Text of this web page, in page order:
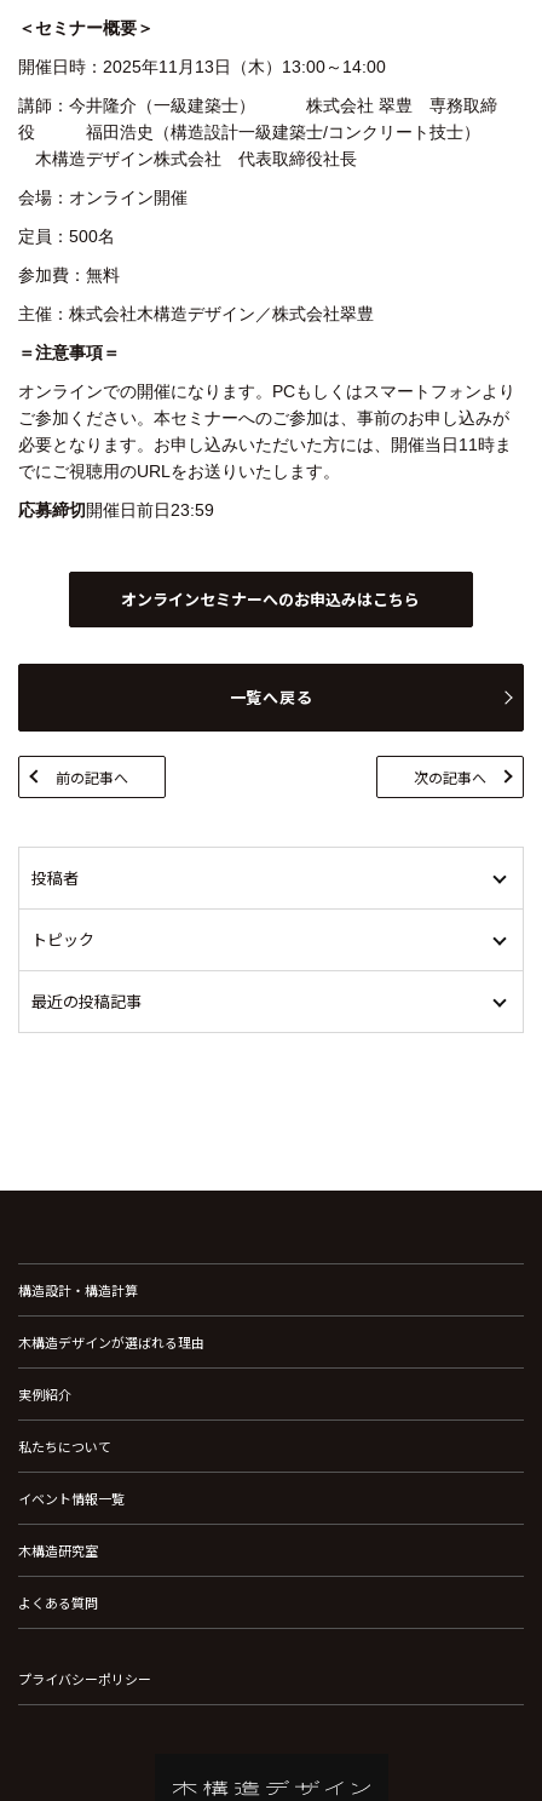
投稿者
トピック
最近の投稿記事
＜セミナー概要＞
開催日時：2025年11月13日（木）13:00～14:00
講師：今井隆介（一級建築士）
株式会社 翠豊 専務取締
役 福田浩史（構造設計一級建築士/コンクリート技士）
木構造デザイン株式会社 代表取締役社長
会場：オンライン開催
定員：500名
参加費：無料
主催：株式会社木構造デザイン／株式会社翠豊
＝注意事項＝
オンラインでの開催になります。 PCもしくはスマートフォンより
ご参加ください。 本セミナーへのご参加は、事前のお申し込みが
必要となります。 お申し込みいただいた方には、開催当日11時ま
でにご視聴用のURLをお送りいたします。
応募締切開催日前日23:59
オンラインセミナーへのお申込みはこちら
一覧へ戻る
前の記事へ 次の記事へ
構造設計・構造計算
木構造デザインが選ばれる理由
実例紹介
私たちについて
イベント情報一覧
木構造研究室
よくある質問
プライバシーポリシー